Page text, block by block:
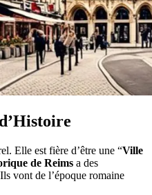
Elle est fière d’être une “Ville
de Reims a des
vont de l’époque romaine